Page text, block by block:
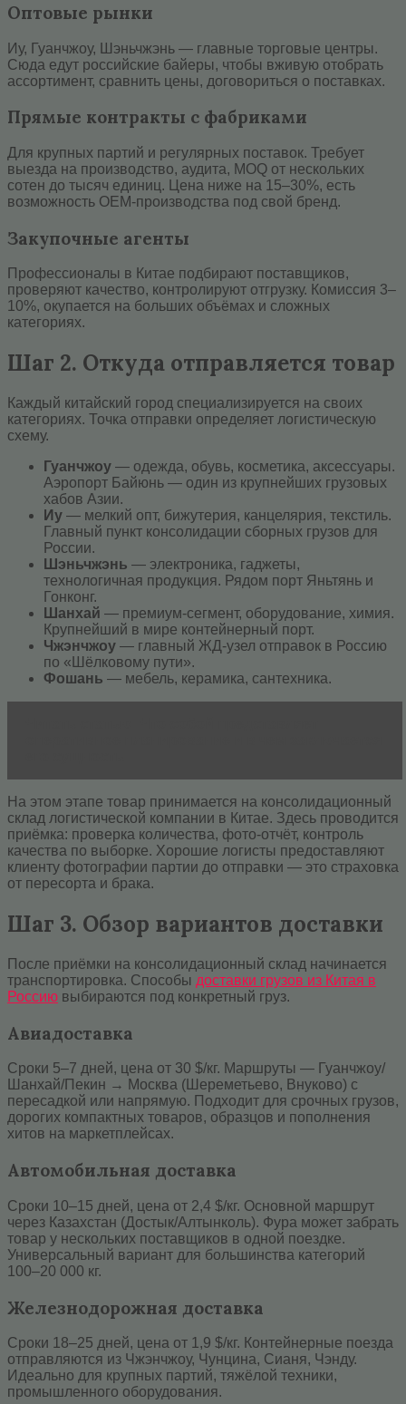
Оптовые рынки
Иу, Гуанчжоу, Шэньчжэнь — главные торговые центры.
Сюда едут российские байеры, чтобы вживую отобрать
ассортимент, сравнить цены, договориться о поставках.
Прямые контракты с фабриками
Для крупных партий и регулярных поставок. Требует
выезда на производство, аудита, MOQ от нескольких
сотен до тысяч единиц. Цена ниже на 15–30%, есть
возможность OEM-производства под свой бренд.
Закупочные агенты
Профессионалы в Китае подбирают поставщиков,
проверяют качество, контролируют отгрузку. Комиссия 3–
10%, окупается на больших объёмах и сложных
категориях.
Шаг 2. Откуда отправляется товар
Каждый китайский город специализируется на своих
категориях. Точка отправки определяет логистическую
схему.
Гуанчжоу — одежда, обувь, косметика, аксессуары.
Аэропорт Байюнь — один из крупнейших грузовых
хабов Азии.
Иу — мелкий опт, бижутерия, канцелярия, текстиль.
Главный пункт консолидации сборных грузов для
России.
Шэньчжэнь — электроника, гаджеты,
технологичная продукция. Рядом порт Яньтянь и
Гонконг.
Шанхай — премиум-сегмент, оборудование, химия.
Крупнейший в мире контейнерный порт.
Чжэнчжоу — главный ЖД-узел отправок в Россию
по «Шёлковому пути».
Фошань — мебель, керамика, сантехника.
На этом этапе товар принимается на консолидационный
склад логистической компании в Китае. Здесь проводится
приёмка: проверка количества, фото-отчёт, контроль
качества по выборке. Хорошие логисты предоставляют
клиенту фотографии партии до отправки — это страховка
от пересорта и брака.
Шаг 3. Обзор вариантов доставки
После приёмки на консолидационный склад начинается
транспортировка. Способы доставки грузов из Китая в
Россию выбираются под конкретный груз.
Авиадоставка
Сроки 5–7 дней, цена от 30 $/кг. Маршруты — Гуанчжоу/
Шанхай/Пекин → Москва (Шереметьево, Внуково) с
пересадкой или напрямую. Подходит для срочных грузов,
дорогих компактных товаров, образцов и пополнения
хитов на маркетплейсах.
Автомобильная доставка
Сроки 10–15 дней, цена от 2,4 $/кг. Основной маршрут
через Казахстан (Достык/Алтынколь). Фура может забрать
товар у нескольких поставщиков в одной поездке.
Универсальный вариант для большинства категорий
100–20 000 кг.
Железнодорожная доставка
Сроки 18–25 дней, цена от 1,9 $/кг. Контейнерные поезда
отправляются из Чжэнчжоу, Чунцина, Сианя, Чэнду.
Идеально для крупных партий, тяжёлой техники,
промышленного оборудования.